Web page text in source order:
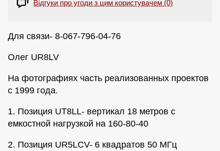
Відгуки про угоди з цим користувачем (0)
Для связи- 8-067-796-04-76
Олег UR8LV
На фотографиях часть реализованных проектов
с 1999 года.
1. Позиция UT8LL- вертикал 18 метров с
емкостной нагрузкой на 160-80-40
2. Позиция UR5LCV- 6 квадратов 50 МГц